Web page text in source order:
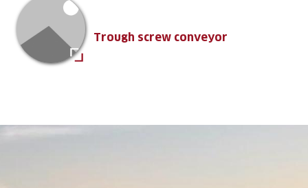
Trough screw conveyor